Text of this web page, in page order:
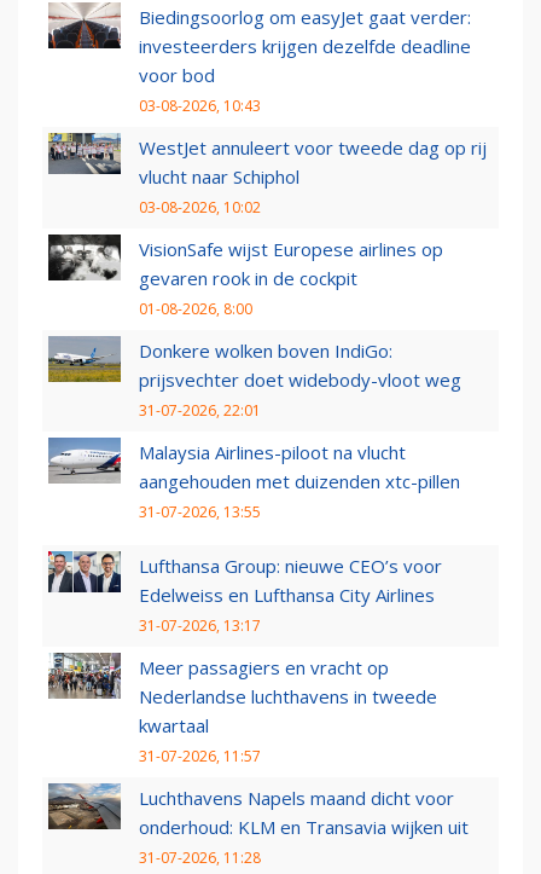
Biedingsoorlog om easyJet gaat verder:
investeerders krijgen dezelfde deadline
voor bod
03-08-2026, 10:43
WestJet annuleert voor tweede dag op rij
vlucht naar Schiphol
03-08-2026, 10:02
VisionSafe wijst Europese airlines op
gevaren rook in de cockpit
01-08-2026, 8:00
Donkere wolken boven IndiGo:
prijsvechter doet widebody-vloot weg
31-07-2026, 22:01
Malaysia Airlines-piloot na vlucht
aangehouden met duizenden xtc-pillen
31-07-2026, 13:55
Lufthansa Group: nieuwe CEO’s voor
Edelweiss en Lufthansa City Airlines
31-07-2026, 13:17
Meer passagiers en vracht op
Nederlandse luchthavens in tweede
kwartaal
31-07-2026, 11:57
Luchthavens Napels maand dicht voor
onderhoud: KLM en Transavia wijken uit
31-07-2026, 11:28